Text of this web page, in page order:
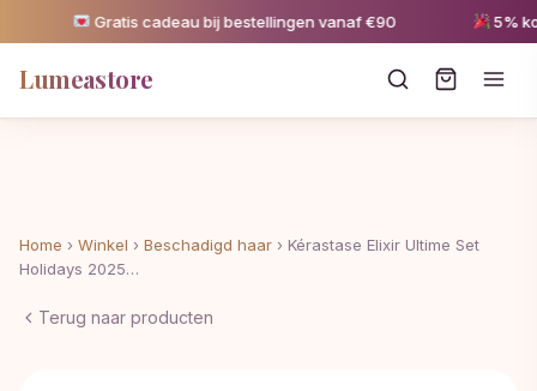
Gratis cadeau bij bestellingen vanaf €90 5%
Lumeastore
Home › Winkel › Beschadigd haar › Kérastase Elixir Ultime Set
Holidays 2025…
Terug naar producten